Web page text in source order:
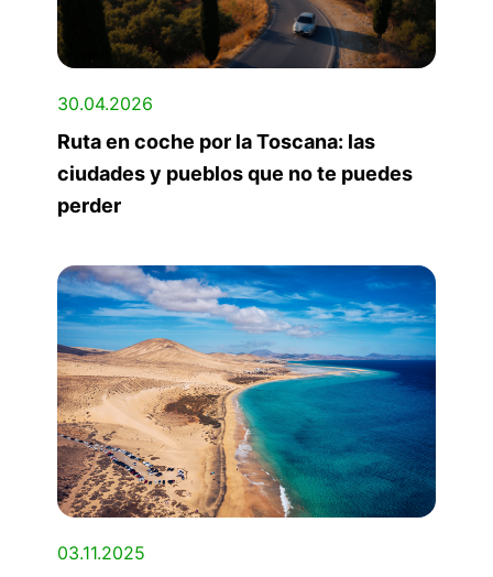
30.04.2026
Ruta en coche por la Toscana: las
ciudades y pueblos que no te puedes
perder
03.11.2025